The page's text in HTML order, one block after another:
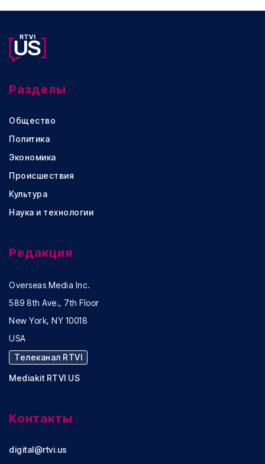
Разделы
Общество
Политика
Экономика
Происшествия
Культура
Наука и технологии
Редакция
Overseas Media Inc.
589 8th Ave., 7th Floor
New York, NY 10018
USA
Телеканал RTVI
Mediakit RTVI US
Контакты
digital@rtvi.us